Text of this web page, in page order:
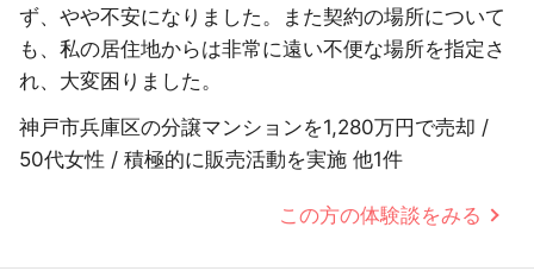
ず、やや不安になりました。また契約の場所について
も、私の居住地からは非常に遠い不便な場所を指定さ
れ、大変困りました。
神戸市兵庫区の分譲マンションを1,280万円で売却 /
50代女性 / 積極的に販売活動を実施 他1件
この方の体験談をみる